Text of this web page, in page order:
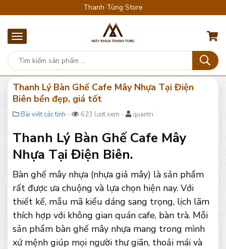
Thanh Tùng Store
Thanh Lý Bàn Ghế Cafe Mây Nhựa Tại Điện
Biên bền đẹp, giá tốt
Bài viết các tỉnh - 623 lượt xem - quantri
Thanh Lý Bàn Ghế Cafe Mây
Nhựa Tại Điện Biên.
Bàn ghế mây nhựa (nhựa giả mây) là sản phẩm
rất được ưa chuộng và lựa chọn hiện nay. Với
thiết kế, mẫu mã kiểu dáng sang trọng, lịch lãm
thích hợp với không gian quán cafe, bàn trà. Mỗi
sản phẩm bàn ghế mây nhựa mang trong mình
xứ mệnh giúp mọi người thư giãn, thoải mái và